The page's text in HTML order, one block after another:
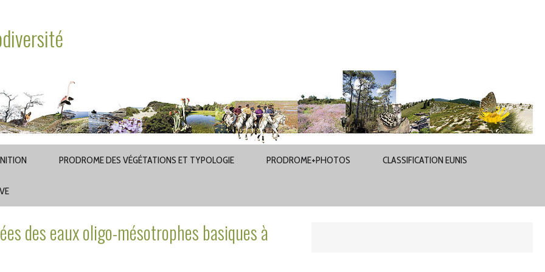
PRODROME DES VÉGÉTATIONS ET TYPOLOGIE PRODROME+PHOTOS CLASSIFICATION EUNIS
des eaux oligo-mésotrophes basiques à